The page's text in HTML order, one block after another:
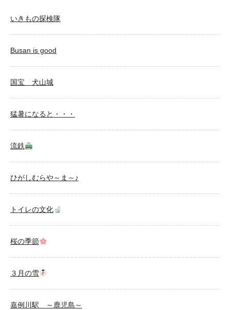
いきもの探検隊
Busan is good
国宝 犬山城
猛暑になると・・・
流鉄
ひがしむらや～ま～♪
トイレの文化
桜の季節
３月の雪
嘉例川駅 ～鹿児島～